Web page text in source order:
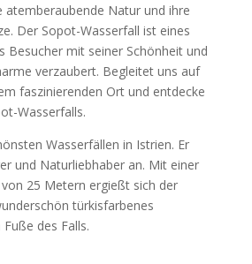
atemberaubende Natur und ihre
Der Sopot-Wasserfall ist eines
Besucher mit seiner Schönheit und
verzaubert. Begleitet uns auf
faszinierenden Ort und entdecke
Wasserfalls.
Wasserfällen in Istrien. Er
und Naturliebhaber an. Mit einer
25 Metern ergießt sich der
türkisfarbenes
des Falls.